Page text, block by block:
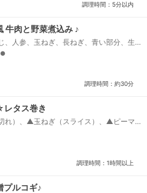
調理時間：5分以内
牛肉と野菜煮込み ♪
、人参、玉ねぎ、長ねぎ、青い部分、生
、水、しょうゆ、はちみつ、酒、コチュ
●
調理時間：約30分
タス巻き
れ）、▲玉ねぎ（スライス）、▲ピーマ
、▲人参（千切り）、レタス、～漬けタ
調理時間：1時間以上
プルコギ♪